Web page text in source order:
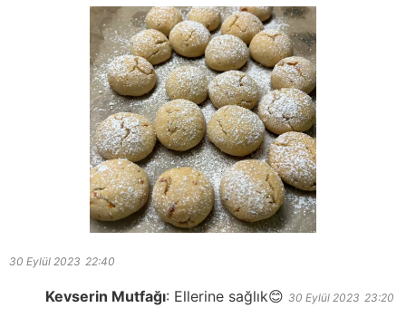
30 Eylül 2023 22:40
Kevserin Mutfağı: Ellerine sağlık😊 30 Eylül 2023 23:20